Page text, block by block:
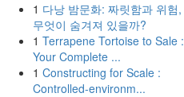
1 다낭 밤문화: 짜릿함과 위험,
무엇이 숨겨져 있을까?
1 Terrapene Tortoise to Sale :
Your Complete ...
1 Constructing for Scale :
Controlled-environm...